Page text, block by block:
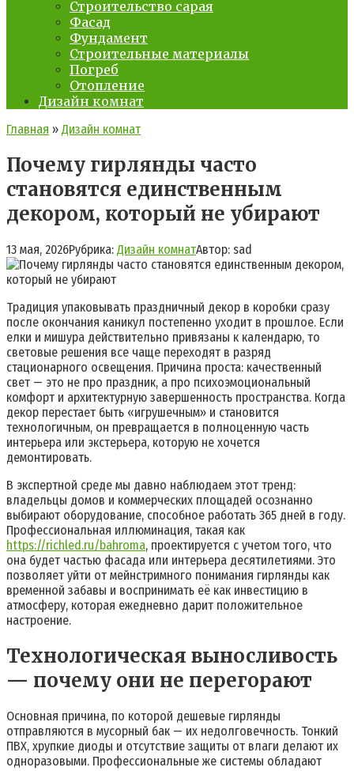
Строительство сарая
Фасад
Фундамент
Строительные материалы
Погреб
Отопление
Дизайн комнат
Главная » Дизайн комнат
Почему гирлянды часто
становятся единственным
декором, который не убирают
13 мая, 2026Рубрика: Дизайн комнатАвтор: sad
Традиция упаковывать праздничный декор в коробки сразу
после окончания каникул постепенно уходит в прошлое. Если
елки и мишура действительно привязаны к календарю, то
световые решения все чаще переходят в разряд
стационарного освещения. Причина проста: качественный
свет — это не про праздник, а про психоэмоциональный
комфорт и архитектурную завершенность пространства. Когда
декор перестает быть «игрушечным» и становится
технологичным, он превращается в полноценную часть
интерьера или экстерьера, которую не хочется
демонтировать.
В экспертной среде мы давно наблюдаем этот тренд:
владельцы домов и коммерческих площадей осознанно
выбирают оборудование, способное работать 365 дней в году.
Профессиональная иллюминация, такая как
https://richled.ru/bahroma, проектируется с учетом того, что
она будет частью фасада или интерьера десятилетиями. Это
позволяет уйти от мейнстримного понимания гирлянды как
временной забавы и воспринимать её как инвестицию в
атмосферу, которая ежедневно дарит положительное
настроение.
Технологическая выносливость
— почему они не перегорают
Основная причина, по которой дешевые гирлянды
отправляются в мусорный бак — их недолговечность. Тонкий
ПВХ, хрупкие диоды и отсутствие защиты от влаги делают их
одноразовыми. Профессиональные же системы обладают